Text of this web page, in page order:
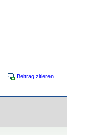
Beitrag zitieren